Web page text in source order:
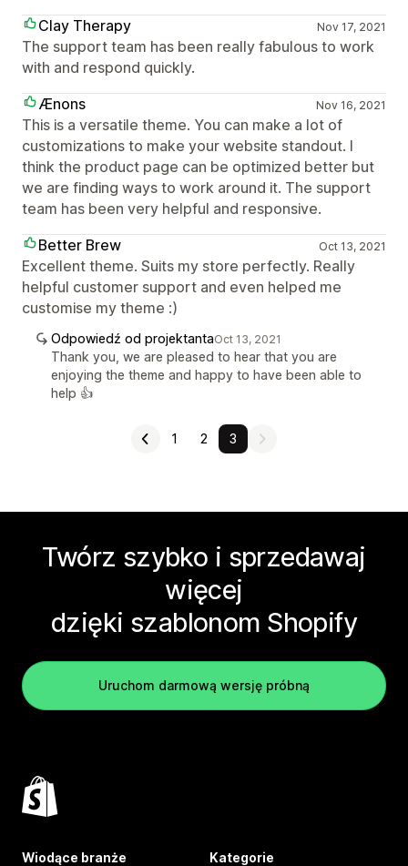
Clay Therapy
Nov 17, 2021
The support team has been really fabulous to work
with and respond quickly.
Ænons
Nov 16, 2021
This is a versatile theme. You can make a lot of
customizations to make your website standout. I
think the product page can be optimized better but
we are finding ways to work around it. The support
team has been very helpful and responsive.
Better Brew
Oct 13, 2021
Excellent theme. Suits my store perfectly. Really
helpful customer support and even helped me
customise my theme :)
Odpowiedź od projektantaOct 13, 2021
Thank you, we are pleased to hear that you are
enjoying the theme and happy to have been able to
help 👍
1 2 3
Twórz szybko i sprzedawaj
więcej
dzięki szablonom Shopify
Uruchom darmową wersję próbną
Wiodące branże Kategorie